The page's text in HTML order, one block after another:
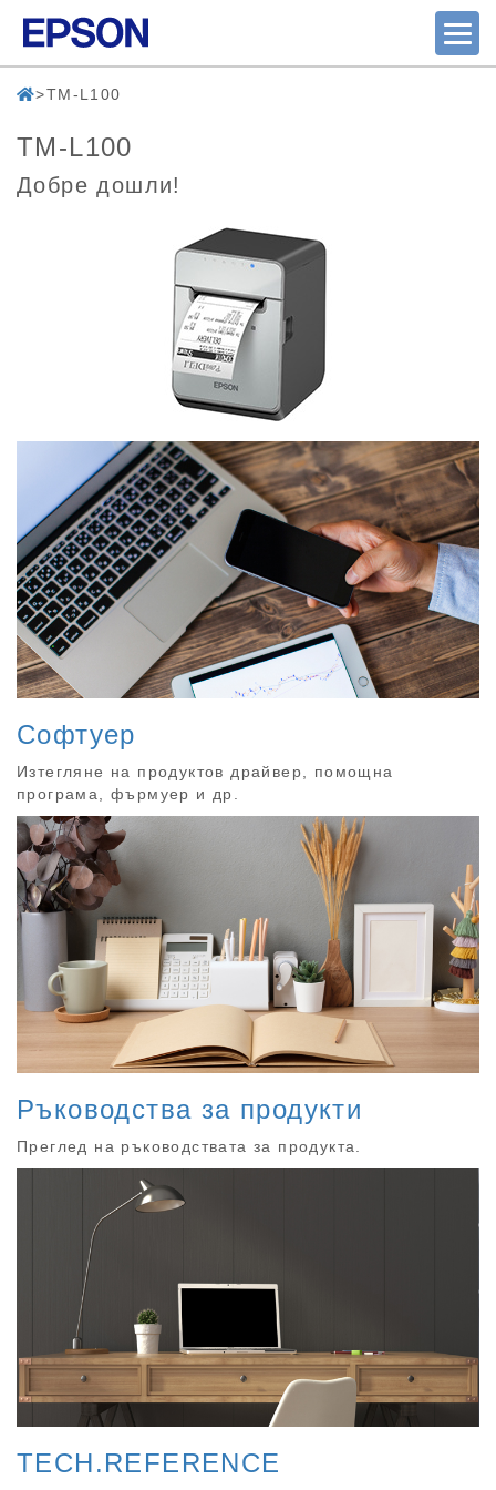
TM-L100
TM-L100
Добре дошли!
Софтуер
Изтегляне на продуктов драйвер, помощна
програма, фърмуер и др.
Ръководства за продукти
Преглед на ръководствата за продукта.
TECH.REFERENCE